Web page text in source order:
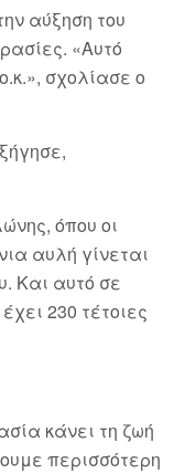
αύξηση του
«Αυτό
σχολίασε ο
όπου οι
αυλή γίνεται
Και αυτό σε
230 τέτοιες
κάνει τη ζωή
περισσότερη